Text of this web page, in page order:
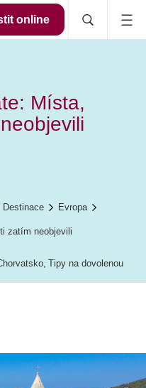
online
Místa,
Destinace
Evropa
zatím neobjevili
, Tipy na dovolenou